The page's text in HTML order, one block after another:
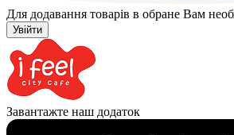
Для додавання товарів в обране Вам
Увійти
Завантажте наш додаток